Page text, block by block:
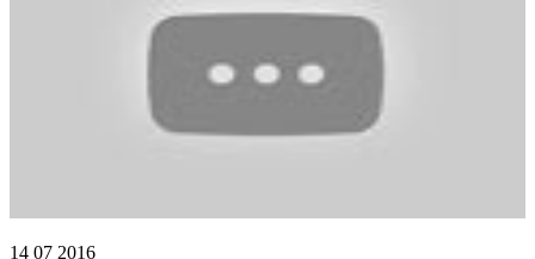
14 07 2016